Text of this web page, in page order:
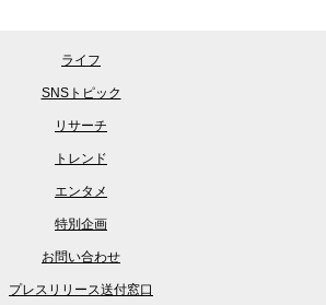
ライフ
SNSトピック
リサーチ
トレンド
エンタメ
特別企画
お問い合わせ
プレスリリース送付窓口